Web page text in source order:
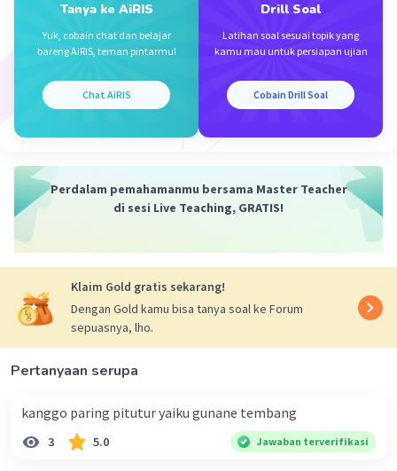
Tanya ke AiRIS
Yuk, cobain chat dan belajar
bareng AiRIS, teman pintarmu!
Chat AiRIS
Drill Soal
Latihan soal sesuai topik yang
kamu mau untuk persiapan ujian
Cobain Drill Soal
Perdalam pemahamanmu bersama Master Teacher
di sesi Live Teaching, GRATIS!
Klaim Gold gratis sekarang!
Dengan Gold kamu bisa tanya soal ke Forum
sepuasnya, lho.
Pertanyaan serupa
kanggo paring pitutur yaiku gunane tembang
3 5.0 Jawaban terverifikasi